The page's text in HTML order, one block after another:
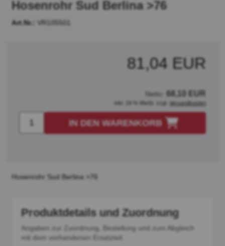
Hosenrohr Sud Berlina >76
Art.Nr.: VR105501
81,04 EUR
Netto: 68,10 EUR
inkl. 19 % MwSt. zzgl. Versandkosten
IN DEN WARENKORB
Hosenrohr Sud Berlina >76
Produktdetails und Zuordnung
Angaben zur Zuordnung, Bestellung und zum Abgleich
mit dem vorhandenen Ersatzteil.